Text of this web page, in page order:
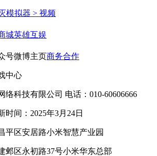
模拟器 > 视频
城英雄互娱
号微博主页商务合作
中心
络科技有限公司 电话：010-60606666
时间：2025年3月24日
平区安居路小米智慧产业园
邺区永初路37号小米华东总部